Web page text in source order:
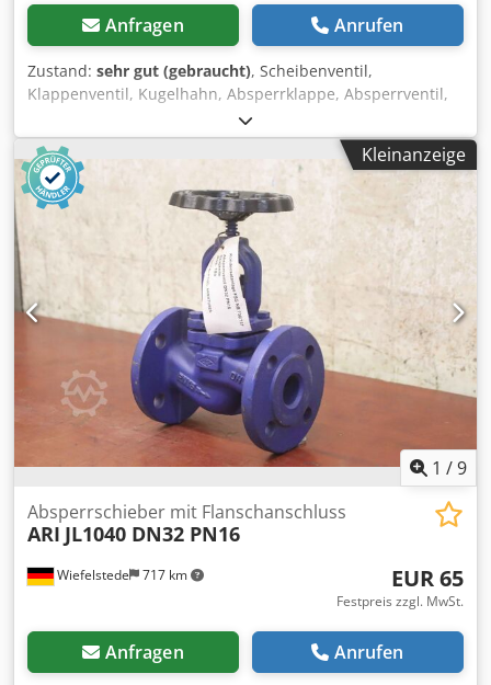
Anfragen Anrufen
Zustand: sehr gut (gebraucht), Scheibenventil,
Klappenventil, Kugelhahn, Absperrklappe, Absperrventil,
Schieber -Hersteller: KSB, Absperrschieber Absperrventil
Typ BOA-C JL1040 Chodpfjd I I Hpex Alrja -Anschluß: DN65
PN6 -Anzahl: 2x Ventil vorhanden -Preis: pro Stück -
Abmessung: 170/160/H330 mm / 170/160/H340 mm -
Gewicht: 7,6 kg/ 7,7 kg
Kleinanzeige
1 /9
Wiefelstede 717 km
Absperrschieber mit Flanschanschluss
ARI JL1040 DN32 PN16
EUR 65
Festpreis zzgl. MwSt.
Anfragen Anrufen